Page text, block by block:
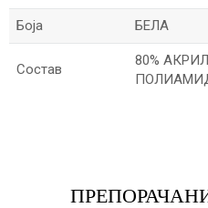
Боја БЕЛА
Состав
80%